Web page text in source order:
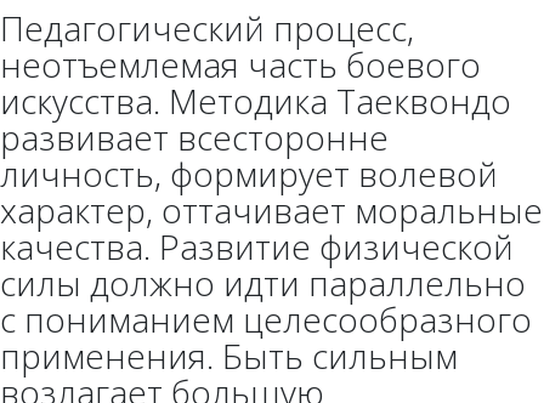
Педагогический процесс,
неотъемлемая часть боевого
искусства. Методика Таеквондо
развивает всесторонне
личность, формирует волевой
характер, оттачивает моральные
качества. Развитие физической
силы должно идти параллельно
с пониманием целесообразного
применения. Быть сильным
возлагает большую